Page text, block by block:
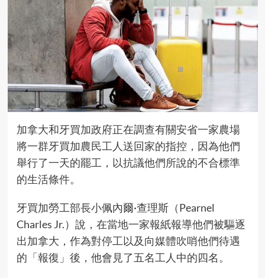
加拿大和牙買加政府正在調查有關安省一家農場
將一群牙買加農民工人送回家的指控，因為他們
舉行了一天的罷工，以抗議他們所說的不合標準
的生活條件。
牙買加勞工部長小佩內爾·查理斯（Pearnel
Charles Jr.）說，在當地一家報紙報導他們被驅逐
出加拿大，作為對停工以及向媒體吹哨他們待遇
的「報復」後，他會見了五名工人中的四名。